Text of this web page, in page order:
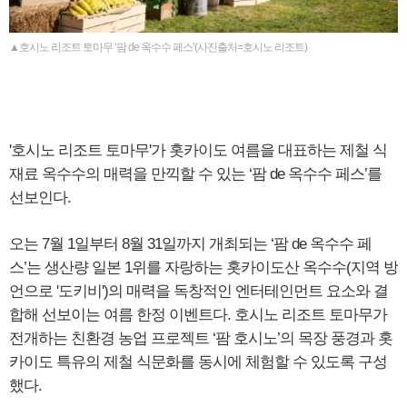
▲호시노 리조트 토마무 ‘팜 de 옥수수 페스’(사진출처=호시노 리조트)
'호시노 리조트 토마무'가 홋카이도 여름을 대표하는 제철 식
재료 옥수수의 매력을 만끽할 수 있는 ‘팜 de 옥수수 페스’를
선보인다.
오는 7월 1일부터 8월 31일까지 개최되는 ‘팜 de 옥수수 페
스’는 생산량 일본 1위를 자랑하는 홋카이도산 옥수수(지역 방
언으로 '도키비')의 매력을 독창적인 엔터테인먼트 요소와 결
합해 선보이는 여름 한정 이벤트다. 호시노 리조트 토마무가
전개하는 친환경 농업 프로젝트 ‘팜 호시노’의 목장 풍경과 홋
카이도 특유의 제철 식문화를 동시에 체험할 수 있도록 구성
했다.